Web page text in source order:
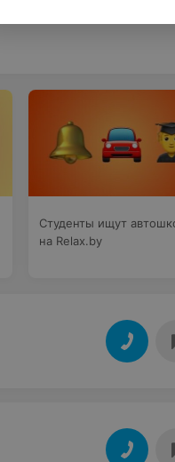
Студенты ищут
на Relax.by